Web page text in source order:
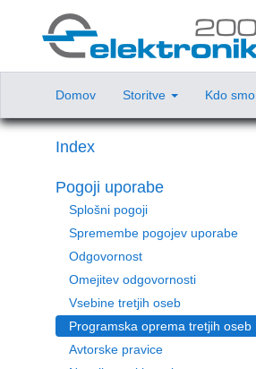
Domov Storitve Kdo smo
Index
Pogoji uporabe
Splošni pogoji
Spremembe pogojev uporabe
Odgovornost
Omejitev odgovornosti
Vsebine tretjih oseb
Programska oprema tretjih oseb
Avtorske pravice